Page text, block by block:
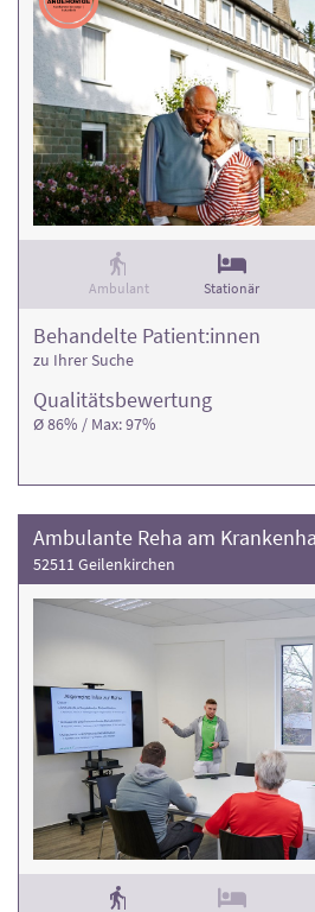
Ambulant Stationär
Qualitäts­bewertung
Ø 86% / Max: 97%
Behandelte Patient:innen
zu Ihrer Suche
52511 Geilenkirchen